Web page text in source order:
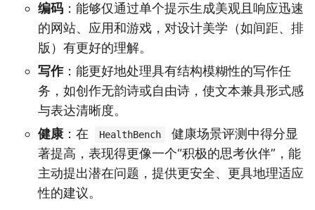
编码 ：能够仅通过单个提示生成美观且响应迅速
的网站、应用和游戏，对设计美学（如间距、排
版）有更好的理解。
写作：能更好地处理具有结构模糊性的写作任
务，如创作无韵诗或自由诗，使文本兼具形式感
与表达清晰度。
健康：在 HealthBench
健康场景评测中得分显
著提高，表现得更像一个“积极的思考伙伴”，能
主动提出潜在问题，提供更安全、更具地理适应
性的建议。